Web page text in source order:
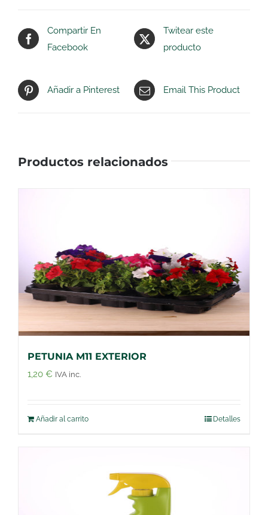
Compartir En
Facebook
Twitear este
producto
Añadir a Pinterest Email This Product
Productos relacionados
PETUNIA M11 EXTERIOR
1,20 € IVA inc.
Añadir al carrito Detalles